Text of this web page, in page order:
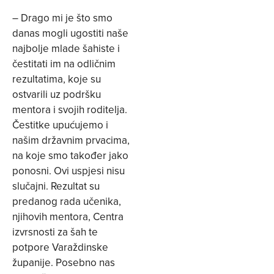
– Drago mi je što smo
danas mogli ugostiti naše
najbolje mlade šahiste i
čestitati im na odličnim
rezultatima, koje su
ostvarili uz podršku
mentora i svojih roditelja.
Čestitke upućujemo i
našim državnim prvacima,
na koje smo također jako
ponosni. Ovi uspjesi nisu
slučajni. Rezultat su
predanog rada učenika,
njihovih mentora, Centra
izvrsnosti za šah te
potpore Varaždinske
županije. Posebno nas